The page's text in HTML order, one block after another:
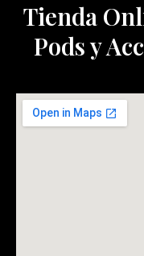
Tienda
Pods y